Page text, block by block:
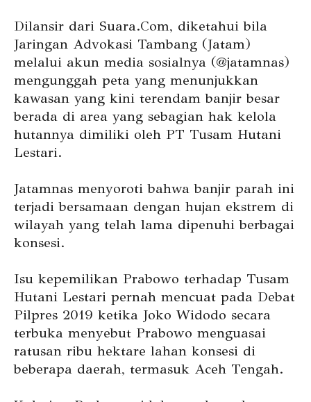
Dilansir dari Suara.Com, diketahui bila
Jaringan Advokasi Tambang (Jatam)
melalui akun media sosialnya (@jatamnas)
mengunggah peta yang menunjukkan
kawasan yang kini terendam banjir besar
berada di area yang sebagian hak kelola
hutannya dimiliki oleh PT Tusam Hutani
Lestari.
Jatamnas menyoroti bahwa banjir parah ini
terjadi bersamaan dengan hujan ekstrem di
wilayah yang telah lama dipenuhi berbagai
konsesi.
Isu kepemilikan Prabowo terhadap Tusam
Hutani Lestari pernah mencuat pada Debat
Pilpres 2019 ketika Joko Widodo secara
terbuka menyebut Prabowo menguasai
ratusan ribu hektare lahan konsesi di
beberapa daerah, termasuk Aceh Tengah.